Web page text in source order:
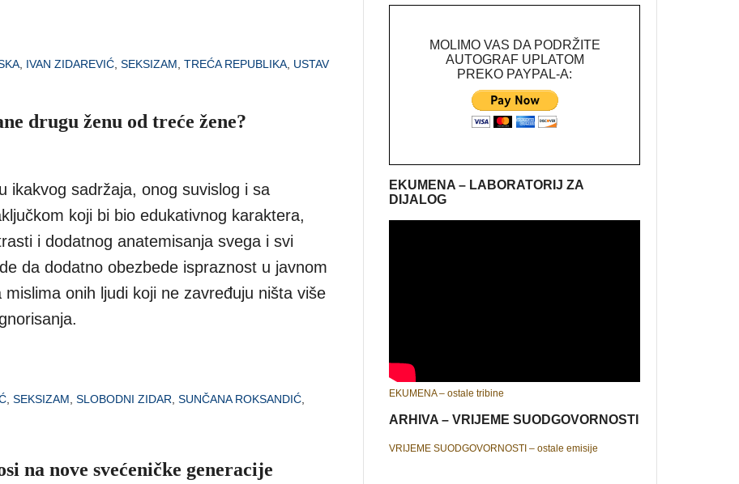
IVAN ZIDAREVIĆ SEKSIZAM TREĆA REPUBLIKA USTAV
drugu ženu od treće žene?
ikakvog sadržaja, onog suvislog i sa
koji bi bio edukativnog karaktera,
i dodatnog anatemisanja svega i svi
da dodatno obezbede ispraznost u javnom
mislima onih ljudi koji ne zavređuju ništa više
SEKSIZAM SLOBODNI ZIDAR SUNČANA ROKSANDIĆ
na nove svećeničke generacije
MOLIMO VAS DA PODRŽITE
AUTOGRAF UPLATOM
PREKO PAYPAL-A:
EKUMENA – LABORATORIJ ZA
DIJALOG
EKUMENA – ostale tribine
ARHIVA – VRIJEME SUODGOVORNOSTI
VRIJEME SUODGOVORNOSTI – ostale emisije